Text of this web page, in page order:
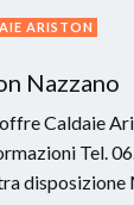
ARISTON
Nazzano
Caldaie
Tel.
disposizione